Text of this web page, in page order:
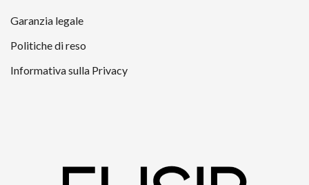
Garanzia legale
Politiche di reso
Informativa sulla Privacy